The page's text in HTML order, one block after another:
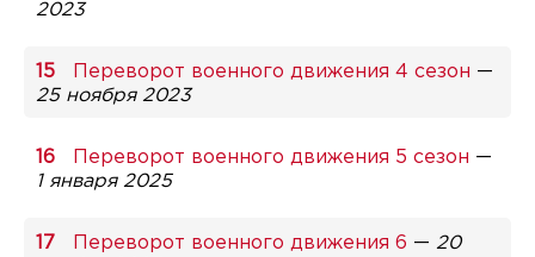
2023
Переворот военного движения 4 сезон —
25 ноября 2023
Переворот военного движения 5 сезон —
1 января 2025
Переворот военного движения 6 — 20